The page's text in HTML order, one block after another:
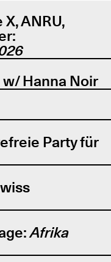
X, ANRU,
Hanna Noir
Party für
Afrika